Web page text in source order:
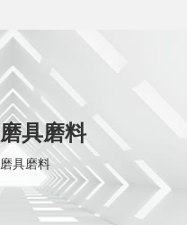
磨具磨料
磨具磨料